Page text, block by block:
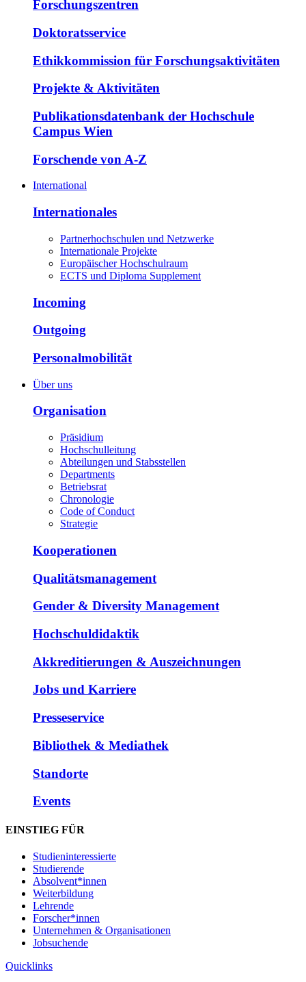
Forschungszentren
Doktoratsservice
Ethikkommission für Forschungsaktivitäten
Projekte & Aktivitäten
Publikationsdatenbank der Hochschule
Campus Wien
Forschende von A-Z
International
Internationales
Partnerhochschulen und Netzwerke
Internationale Projekte
Europäischer Hochschulraum
ECTS und Diploma Supplement
Incoming
Outgoing
Personalmobilität
Über uns
Organisation
Präsidium
Hochschulleitung
Abteilungen und Stabsstellen
Departments
Betriebsrat
Chronologie
Code of Conduct
Strategie
Kooperationen
Qualitätsmanagement
Gender & Diversity Management
Hochschuldidaktik
Akkreditierungen & Auszeichnungen
Jobs und Karriere
Presseservice
Bibliothek & Mediathek
Standorte
Events
EINSTIEG FÜR
Studieninteressierte
Studierende
Absolvent*innen
Weiterbildung
Lehrende
Forscher*innen
Unternehmen & Organisationen
Jobsuchende
Quicklinks